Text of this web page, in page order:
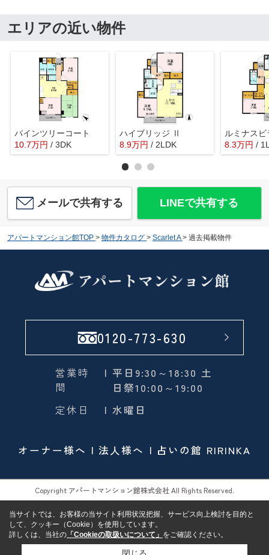
エリアの近い物件
パインツリーコート
10.7万円 / 3DK
ハイブリッジ Ⅱ
8.9万円 / 2LDK
ルミナス
8.3万円 /
メールで共有する LINEで共有する
アパートマンション館TOP > 物件カタログ > Scarlet A > 過去掲載物件
0120-773-630
営業時
間
| 平日9:30～18:30 土
日祭10:00～19:00
定休日
| 水曜日
オーナー様へ 法人様へ 占いの館 RIRINKA
Copyright アパートマンション館株式会社 All Rights Reserved.
当サイトでは、お客様の当サイト利用状況把握、サービス向上検討を目的と
して、クッキー（Cookie）を使用しています。
詳しくは、当社の 「Cookieの取扱いについて」 をご確認ください。